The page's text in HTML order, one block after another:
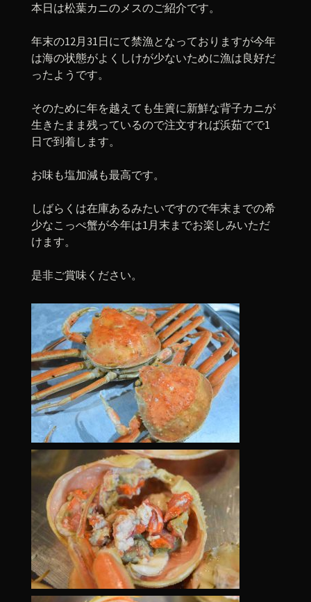
本日は松葉カニのメスのご紹介です。
年末の12月31日にて禁漁となっておりますが今年
は海の状態がよくしけが少ないために漁は良好だ
ったようです。
そのために年を越えても生簀に新鮮な背子カニが
生きたまま残っているので注文すれば浜茹でで1
日で到着します。
お味も塩加減も最高です。
しばらくは在庫あるみたいですので年末までの希
少なこっぺ蟹が今年は1月末までお楽しみいただ
けます。
是非ご賞味ください。